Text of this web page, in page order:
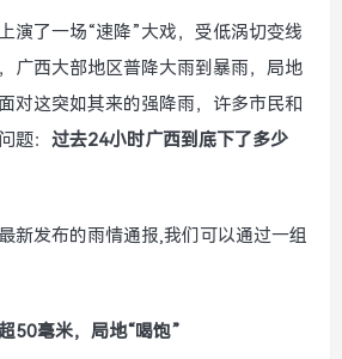
演了一场“速降”大戏，受低涡切变线
广西大部地区普降大雨到暴雨，局地
对这突如其来的强降雨，许多市民和
题： 过去24小时广西到底下了多少
新发布的雨情通报,我们可以通过一组
50毫米，局地“喝饱”